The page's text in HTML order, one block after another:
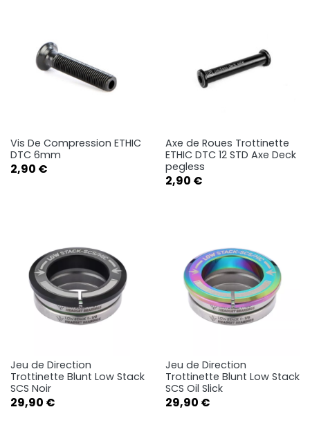
Vis De Compression ETHIC
DTC 6mm
Prix
2,90 €
Axe de Roues Trottinette
ETHIC DTC 12 STD Axe Deck
pegless
Prix
2,90 €
Jeu de Direction
Trottinette Blunt Low Stack
SCS Noir
Prix
29,90 €
Jeu de Direction
Trottinette Blunt Low Stack
SCS Oil Slick
Prix
29,90 €